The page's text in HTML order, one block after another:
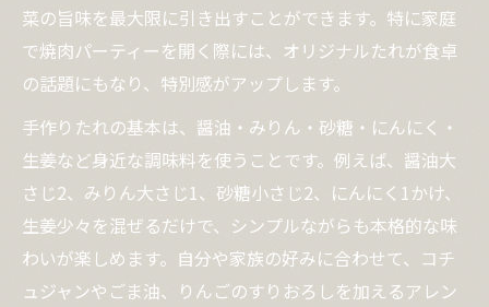
菜の旨味を最大限に引き出すことができます。特に家庭
で焼肉パーティーを開く際には、オリジナルたれが食卓
の話題にもなり、特別感がアップします。
手作りたれの基本は、醤油・みりん・砂糖・にんにく・
生姜など身近な調味料を使うことです。例えば、醤油大
さじ2、みりん大さじ1、砂糖小さじ2、にんにく1かけ、
生姜少々を混ぜるだけで、シンプルながらも本格的な味
わいが楽しめます。自分や家族の好みに合わせて、コチ
ュジャンやごま油、りんごのすりおろしを加えるアレン